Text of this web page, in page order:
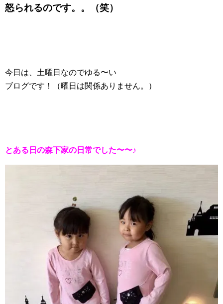
怒られるのです。。（笑）
今日は、土曜日なのでゆる〜い
ブログです！（曜日は関係ありません。）
とある日の森下家の日常でした〜〜♪